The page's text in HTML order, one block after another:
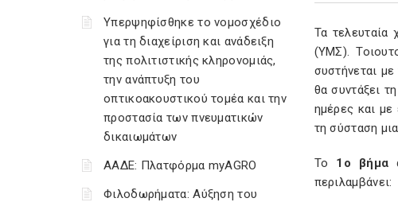
Υπερψηφίσθηκε το νομοσχέδιο
για τη διαχείριση και ανάδειξη
της πολιτιστικής κληρονομιάς,
την ανάπτυξη του
οπτικοακουστικού τομέα και την
προστασία των πνευματικών
δικαιωμάτων
ΑΑΔΕ: Πλατφόρμα myAGRO
Φιλοδωρήματα: Αύξηση του
Τα τελευταία
(ΥΜΣ).
συστήνεται
θα συντάξει
ημέρες και με
τη σύσταση
Το 1ο βήμα
περιλαμβάνει: